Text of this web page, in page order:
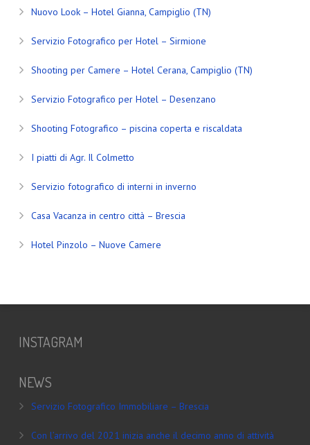
Nuovo Look – Hotel Gianna, Campiglio (TN)
Servizio Fotografico per Hotel – Sirmione
Shooting per Camere – Hotel Cerana, Campiglio (TN)
Servizio Fotografico per Hotel – Desenzano
Shooting Fotografico – piscina coperta e riscaldata
I piatti di Agr. Il Colmetto
Servizio fotografico di interni in inverno
Casa Vacanza in centro città – Brescia
Hotel Pinzolo – Nuove Camere
INSTAGRAM
NEWS
Servizio Fotografico Immobiliare – Brescia
Con l’arrivo del 2021 inizia anche il decimo anno di attività